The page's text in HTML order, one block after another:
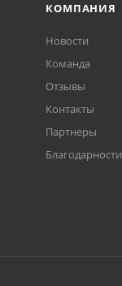
КОМПАНИЯ
Новости
Команда
Отзывы
Контакты
Партнеры
Благодарности